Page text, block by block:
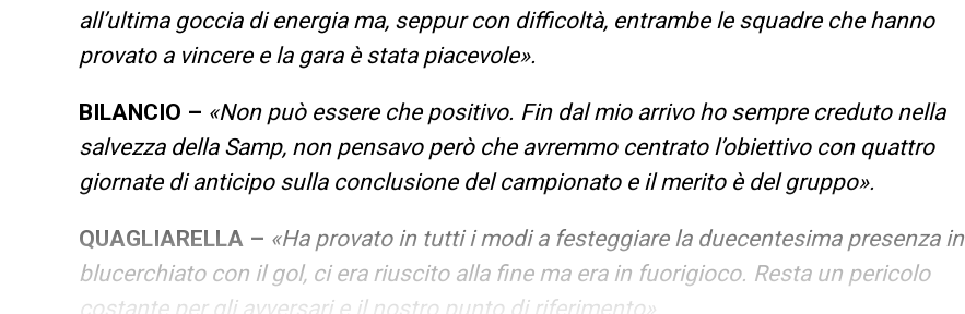
all’ultima goccia di energia ma, seppur con difficoltà, entrambe le squadre che hanno
provato a vincere e la gara è stata piacevole».
BILANCIO – «Non può essere che positivo. Fin dal mio arrivo ho sempre creduto nella
salvezza della Samp, non pensavo però che avremmo centrato l’obiettivo con quattro
giornate di anticipo sulla conclusione del campionato e il merito è del gruppo».
QUAGLIARELLA – «Ha provato in tutti i modi a festeggiare la duecentesima presenza in
blucerchiato con il gol, ci era riuscito alla fine ma era in fuorigioco. Resta un pericolo
costante per gli avversari e il nostro punto di riferimento».